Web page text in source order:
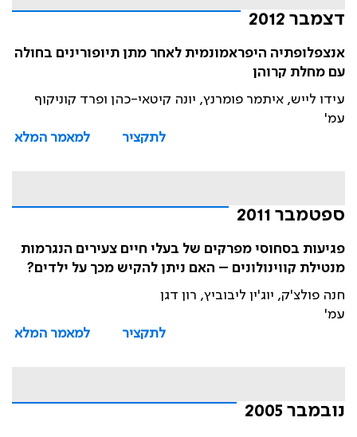
דצמבר 2012
אנצפלופתיה היפראמונמית לאחר מתן תיופורינים בחולה
עם מחלת קרוהן
עידו לייש, איתמר פומרנץ, יונה קיטאי-כהן ופרד קוניקוף
עמ'
לתקציר
למאמר המלא
ספטמבר 2011
פגיעות בסחוסי מפרקים של בעלי חיים צעירים הנגרמות
מנטילת קווינולונים – האם ניתן להקיש מכך על ילדים?
חנה פולצ'ק, יוג'ין ליבוביץ, רון דגן
עמ'
לתקציר
למאמר המלא
נובמבר 2005